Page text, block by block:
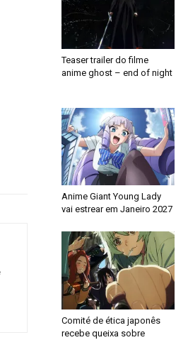
Teaser trailer do filme
anime ghost – end of night
Anime Giant Young Lady
vai estrear em Janeiro 2027
Comité de ética japonês
recebe queixa sobre